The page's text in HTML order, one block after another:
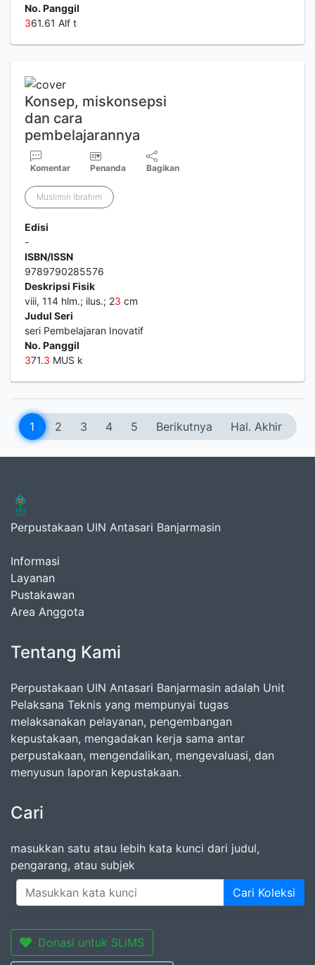
No. Panggil
361.61 Alf t
Konsep, miskonsepsi
dan cara
pembelajarannya
Komentar Penanda Bagikan
Muslimin Ibrahim
Edisi
-
ISBN/ISSN
9789790285576
Deskripsi Fisik
viii, 114 hlm.; ilus.; 23 cm
Judul Seri
seri Pembelajaran Inovatif
No. Panggil
371.3 MUS k
1 2 3 4 5 Berikutnya Hal. Akhir
Perpustakaan UIN Antasari Banjarmasin
Informasi
Layanan
Pustakawan
Area Anggota
Tentang Kami
Perpustakaan UIN Antasari Banjarmasin adalah Unit
Pelaksana Teknis yang mempunyai tugas
melaksanakan pelayanan, pengembangan
kepustakaan, mengadakan kerja sama antar
perpustakaan, mengendalikan, mengevaluasi, dan
menyusun laporan kepustakaan.
Cari
masukkan satu atau lebih kata kunci dari judul,
pengarang, atau subjek
Cari Koleksi
Donasi untuk SLiMS